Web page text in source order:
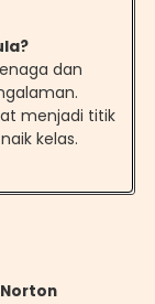
dan
menjadi titik
kelas.